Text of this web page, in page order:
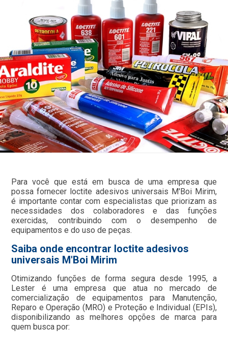
Para você que está em busca de uma empresa que
possa fornecer loctite adesivos universais M'Boi Mirim,
é importante contar com especialistas que priorizam as
necessidades dos colaboradores e das funções
exercidas, contribuindo com o desempenho de
equipamentos e do uso de peças.
Saiba onde encontrar loctite adesivos
universais M'Boi Mirim
Otimizando funções de forma segura desde 1995, a
Lester é uma empresa que atua no mercado de
comercialização de equipamentos para Manutenção,
Reparo e Operação (MRO) e Proteção e Individual (EPIs),
disponibilizando as melhores opções de marca para
quem busca por: